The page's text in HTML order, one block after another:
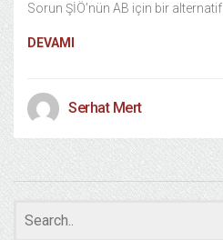
Sorun ŞİÖ’nün AB için bir alternatif
DEVAMI
Serhat Mert